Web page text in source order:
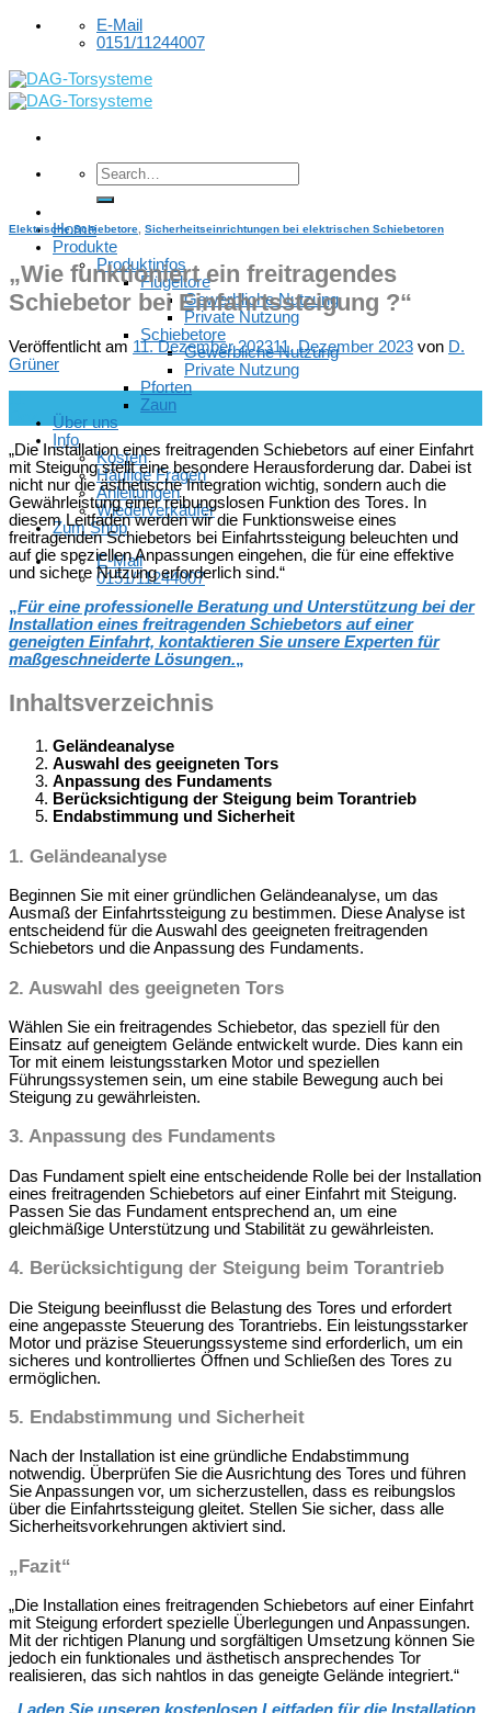
Skip
E-Mail
0151/11244007
Home
Produkte
Produktinfos
Flügeltore
Gewerbliche Nutzung
Private Nutzung
Schiebetore
Gewerbliche Nutzung
Private Nutzung
Pforten
Zaun
Über uns
Info
Kosten
Häufige Fragen
Anleitungen
Wiederverkäufer
Zum Shop
E-Mail
0151/11244007
Elektrische Schiebetore Sicherheitseinrichtungen bei elektrischen Schiebetoren
„Wie funktioniert ein freitragendes
Schiebetor bei Einfahrtssteigung ?“
Veröffentlicht am 11. Dezember 202311. Dezember 2023 von D.
Grüner
„Die Installation eines freitragenden Schiebetors auf einer Einfahrt
mit Steigung stellt eine besondere Herausforderung dar. Dabei ist
nicht nur die ästhetische Integration wichtig, sondern auch die
Gewährleistung einer reibungslosen Funktion des Tores. In
diesem Leitfaden werden wir die Funktionsweise eines
freitragenden Schiebetors bei Einfahrtssteigung beleuchten und
auf die speziellen Anpassungen eingehen, die für eine effektive
und sichere Nutzung erforderlich sind.“
„Für eine professionelle Beratung und Unterstützung bei der
Installation eines freitragenden Schiebetors auf einer
geneigten Einfahrt, kontaktieren Sie unsere Experten für
maßgeschneiderte Lösungen.„
Inhaltsverzeichnis
Geländeanalyse
Auswahl des geeigneten Tors
Anpassung des Fundaments
Berücksichtigung der Steigung beim Torantrieb
Endabstimmung und Sicherheit
1. Geländeanalyse
Beginnen Sie mit einer gründlichen Geländeanalyse, um das
Ausmaß der Einfahrtssteigung zu bestimmen. Diese Analyse ist
entscheidend für die Auswahl des geeigneten freitragenden
Schiebetors und die Anpassung des Fundaments.
2. Auswahl des geeigneten Tors
Wählen Sie ein freitragendes Schiebetor, das speziell für den
Einsatz auf geneigtem Gelände entwickelt wurde. Dies kann ein
Tor mit einem leistungsstarken Motor und speziellen
Führungssystemen sein, um eine stabile Bewegung auch bei
Steigung zu gewährleisten.
3. Anpassung des Fundaments
Das Fundament spielt eine entscheidende Rolle bei der Installation
eines freitragenden Schiebetors auf einer Einfahrt mit Steigung.
Passen Sie das Fundament entsprechend an, um eine
gleichmäßige Unterstützung und Stabilität zu gewährleisten.
4. Berücksichtigung der Steigung beim Torantrieb
Die Steigung beeinflusst die Belastung des Tores und erfordert
eine angepasste Steuerung des Torantriebs. Ein leistungsstarker
Motor und präzise Steuerungssysteme sind erforderlich, um ein
sicheres und kontrolliertes Öffnen und Schließen des Tores zu
ermöglichen.
5. Endabstimmung und Sicherheit
Nach der Installation ist eine gründliche Endabstimmung
notwendig. Überprüfen Sie die Ausrichtung des Tores und führen
Sie Anpassungen vor, um sicherzustellen, dass es reibungslos
über die Einfahrtssteigung gleitet. Stellen Sie sicher, dass alle
Sicherheitsvorkehrungen aktiviert sind.
„Fazit“
„Die Installation eines freitragenden Schiebetors auf einer Einfahrt
mit Steigung erfordert spezielle Überlegungen und Anpassungen.
Mit der richtigen Planung und sorgfältigen Umsetzung können Sie
jedoch ein funktionales und ästhetisch ansprechendes Tor
realisieren, das sich nahtlos in das geneigte Gelände integriert.“